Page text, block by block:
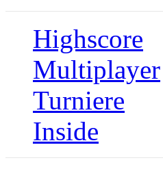
Highscore
Multiplayer
Turniere
Inside